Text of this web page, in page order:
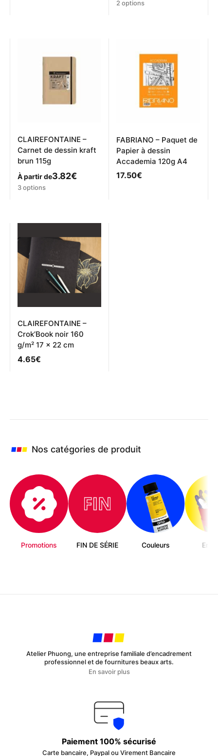
Ce
options
peuvent
produit
2 options
CLAIREFONTAINE –
Carnet de dessin kraft
brun 115g
À partir de3.82€
Ce
variations.
Les
options
peuvent
être
choisies
sur
la
produit
3 options
FABRIANO – Paquet de
Papier à dessin
Accademia 120g A4
17.50€
CLAIREFONTAINE –
Crok’Book noir 160
g/m² 17 × 22 cm
4.65€
Nos catégories de produit
Promotions FIN DE SÉRIE Couleurs
Atelier Phuong, une entreprise familiale d’encadrement
professionnel et de fournitures beaux arts.
En savoir plus
Paiement 100% sécurisé
Carte bancaire, Paypal ou Virement Bancaire